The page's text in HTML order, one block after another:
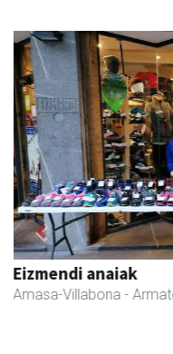
Erniobea BHI
Amasa-Villabona -
Previous